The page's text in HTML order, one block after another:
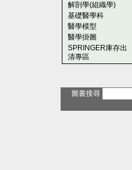
解剖學(組織學)
基礎醫學科
醫學模型
醫學掛圖
SPRINGER庫存出
清專區
圖書搜尋